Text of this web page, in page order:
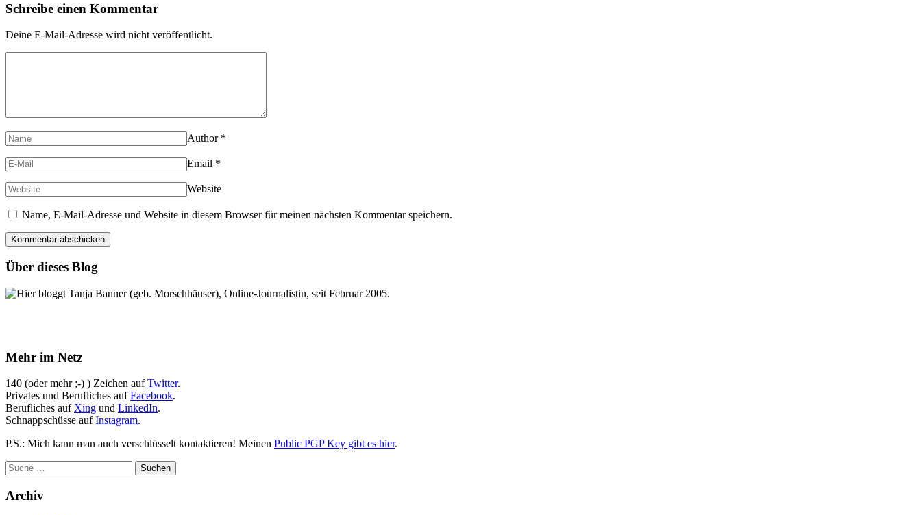
Schreibe einen Kommentar
Deine E-Mail-Adresse wird nicht veröffentlicht.
Author *
Email *
Website
Name, E-Mail-Adresse und Website in diesem Browser für meinen nächsten Kommentar speichern.
Über dieses Blog
Hier bloggt Tanja Banner (geb. Morschhäuser), Online-Journalistin, seit Februar 2005.
Mehr im Netz
140 (oder mehr ;-) ) Zeichen aufTwitter.
Privates und Berufliches aufFacebook.
Berufliches auf Xing und LinkedIn.
Schnappschüsse aufInstagram.
P.S.: Mich kann man auch verschlüsselt kontaktieren! Meinen Public PGP Key gibt es hier.
Archiv